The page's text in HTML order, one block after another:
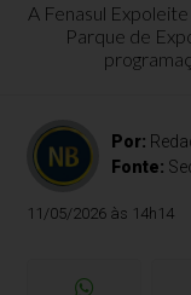
A Fenasul
Parque de
Por:
Fonte:
11/05/2026 às 14h14